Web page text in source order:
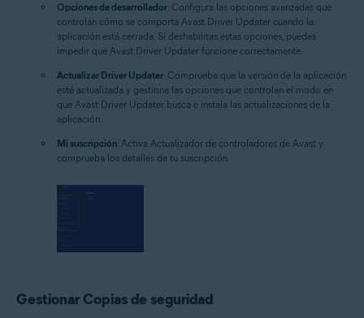
Opciones de desarrollador: Configura las opciones avanzadas que
controlan cómo se comporta Avast Driver Updater cuando la
aplicación está cerrada. Si deshabilitas estas opciones, puedes
impedir que Avast Driver Updater funcione correctamente.
Actualizar Driver Updater: Comprueba que la versión de la aplicación
esté actualizada y gestiona las opciones que controlan el modo en
que Avast Driver Updater busca e instala las actualizaciones de la
aplicación.
Mi suscripción: Activa Actualizador de controladores de Avast y
comprueba los detalles de tu suscripción.
Gestionar Copias de seguridad